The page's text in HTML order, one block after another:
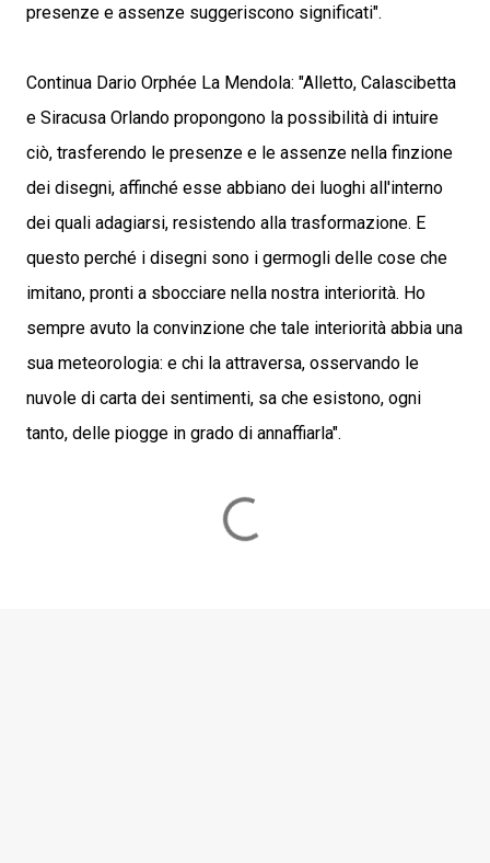
presenze e assenze suggeriscono significati".
Continua Dario Orphée La Mendola: "Alletto, Calascibetta
e Siracusa Orlando propongono la possibilità di intuire
ciò, trasferendo le presenze e le assenze nella finzione
dei disegni, affinché esse abbiano dei luoghi all'interno
dei quali adagiarsi, resistendo alla trasformazione. E
questo perché i disegni sono i germogli delle cose che
imitano, pronti a sbocciare nella nostra interiorità. Ho
sempre avuto la convinzione che tale interiorità abbia una
sua meteorologia: e chi la attraversa, osservando le
nuvole di carta dei sentimenti, sa che esistono, ogni
tanto, delle piogge in grado di annaffiarla".